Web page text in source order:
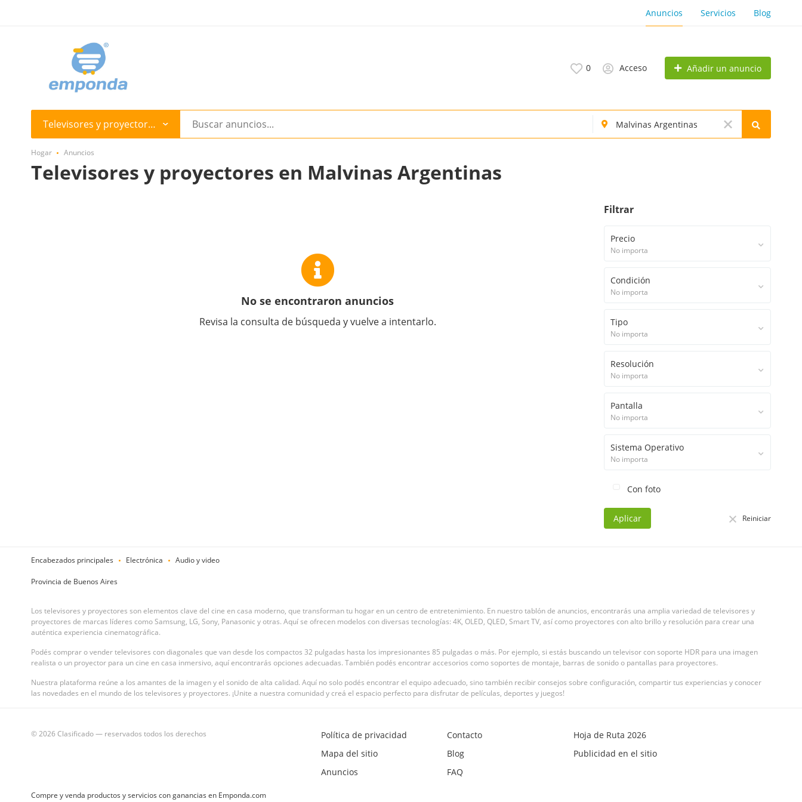
Anuncios Servicios Blog
0 Acceso Añadir un anuncio
Televisores y proyectores
Hogar Anuncios
Televisores y proyectores en Malvinas Argentinas
No se encontraron anuncios
Revisa la consulta de búsqueda y vuelve a intentarlo.
Filtrar
Precio
No importa
Condición
No importa
Tipo
No importa
Resolución
No importa
Pantalla
No importa
Sistema Operativo
No importa
Con foto
Aplicar Reiniciar
Encabezados principales Electrónica Audio y video
Provincia de Buenos Aires
Los televisores y proyectores son elementos clave del cine en casa moderno, que transforman tu hogar en un centro de entretenimiento. En nuestro tablón de anuncios, encontrarás una amplia variedad de televisores y
proyectores de marcas líderes como Samsung, LG, Sony, Panasonic y otras. Aquí se ofrecen modelos con diversas tecnologías: 4K, OLED, QLED, Smart TV, así como proyectores con alto brillo y resolución para crear una
auténtica experiencia cinematográfica.
Podés comprar o vender televisores con diagonales que van desde los compactos 32 pulgadas hasta los impresionantes 85 pulgadas o más. Por ejemplo, si estás buscando un televisor con soporte HDR para una imagen
realista o un proyector para un cine en casa inmersivo, aquí encontrarás opciones adecuadas. También podés encontrar accesorios como soportes de montaje, barras de sonido o pantallas para proyectores.
Nuestra plataforma reúne a los amantes de la imagen y el sonido de alta calidad. Aquí no solo podés encontrar el equipo adecuado, sino también recibir consejos sobre configuración, compartir tus experiencias y conocer
las novedades en el mundo de los televisores y proyectores. ¡Unite a nuestra comunidad y creá el espacio perfecto para disfrutar de películas, deportes y juegos!
© 2026 Clasificado — reservados todos los derechos
Política de privacidad
Mapa del sitio
Anuncios
Contacto
Blog
FAQ
Hoja de Ruta 2026
Publicidad en el sitio
Compre y venda productos y servicios con ganancias en Emponda.com